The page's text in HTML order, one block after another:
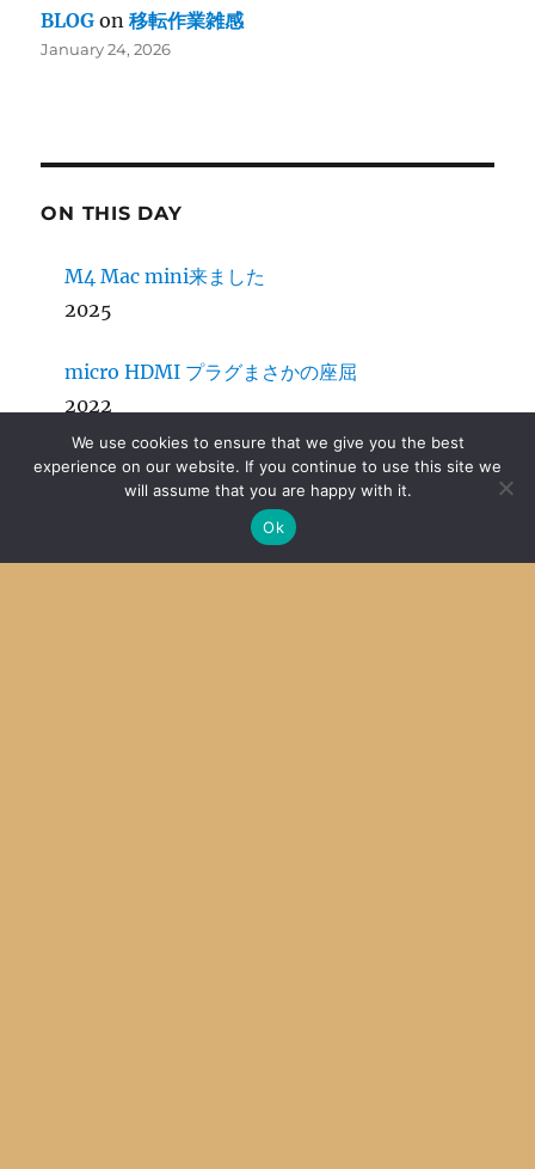
BLOG on移転作業雑感
January 24, 2026
ON THIS DAY
M4 Mac mini来ました
2025
micro HDMI プラグまさかの座屈
2022
Zope移植はあきらめ
We use cookies to ensure that we give you the best
experience on our website. If you continue to use this site we
will assume that you are happy with it.
Ok